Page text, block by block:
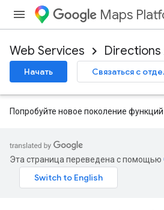
Maps
Web Services Directions
Начать Связаться с
Попробуйте новое поколение
Эта страница переведена с помощью